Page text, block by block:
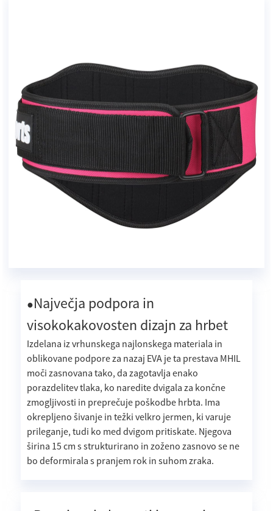
●Največja podpora in
visokokakovosten dizajn za hrbet
Izdelana iz vrhunskega najlonskega materiala in
oblikovane podpore za nazaj EVA je ta prestava MHIL
moči zasnovana tako, da zagotavlja enako
porazdelitev tlaka, ko naredite dvigala za končne
zmogljivosti in preprečuje poškodbe hrbta. Ima
okrepljeno šivanje in težki velkro jermen, ki varuje
prileganje, tudi ko med dvigom pritiskate. Njegova
širina 15 cm s strukturirano in zoženo zasnovo se ne
bo deformirala s pranjem rok in suhom zraka.